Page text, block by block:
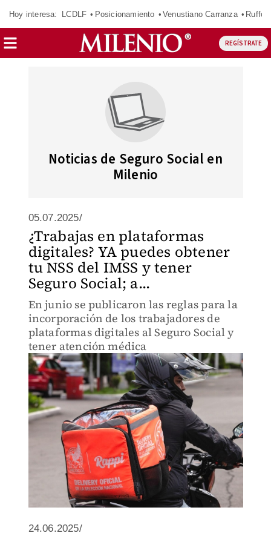
Hoy interesa: LCDLF Posicionamiento Venustiano Carranza Ruffo
REGÍSTRATE
Noticias de Seguro Social en
Milenio
05.07.2025/
¿Trabajas en plataformas
digitales? YA puedes obtener
tu NSS del IMSS y tener
Seguro Social; a...
En junio se publicaron las reglas para la
incorporación de los trabajadores de
plataformas digitales al Seguro Social y
tener atención médica
24.06.2025/